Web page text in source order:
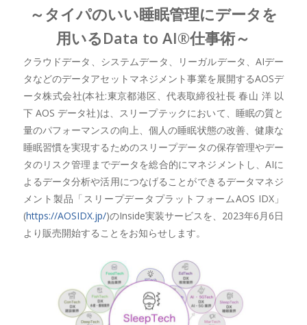
～タイパのいい睡眠管理にデータを
用いるData to AI®仕事術～
クラウドデータ、システムデータ、リーガルデータ、AIデー
タなどのデータアセットマネジメント事業を展開するAOSデ
ータ株式会社(本社:東京都港区、代表取締役社長 春山 洋 以
下 AOS データ社)は、スリープテックにおいて、睡眠の質と
量のパフォーマンスの向上、個人の睡眠状態の改善、健康な
睡眠習慣を実現するためのスリープデータの保存管理やデー
タのリスク管理までデータを総合的にマネジメントし、AIに
よるデータ分析や活用につなげることができるデータマネジ
メント製品「スリープデータプラットフォームAOS IDX」
(https://AOSIDX.jp/)のInside実装サービスを、2023年6月6日
より販売開始することをお知らせします。